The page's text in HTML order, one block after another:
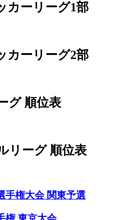
カーリーグ1部
カーリーグ2部
グ 順位表
リーグ 順位表
手権大会 関東予選